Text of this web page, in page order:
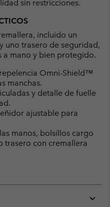
sin restricciones.
incluido un
uno trasero de seguridad,
a mano y bien protegido.
Omni-Shield™
manchas.
y detalle de fuelle
ajustable para
manos, bolsillos cargo
trasero con cremallera